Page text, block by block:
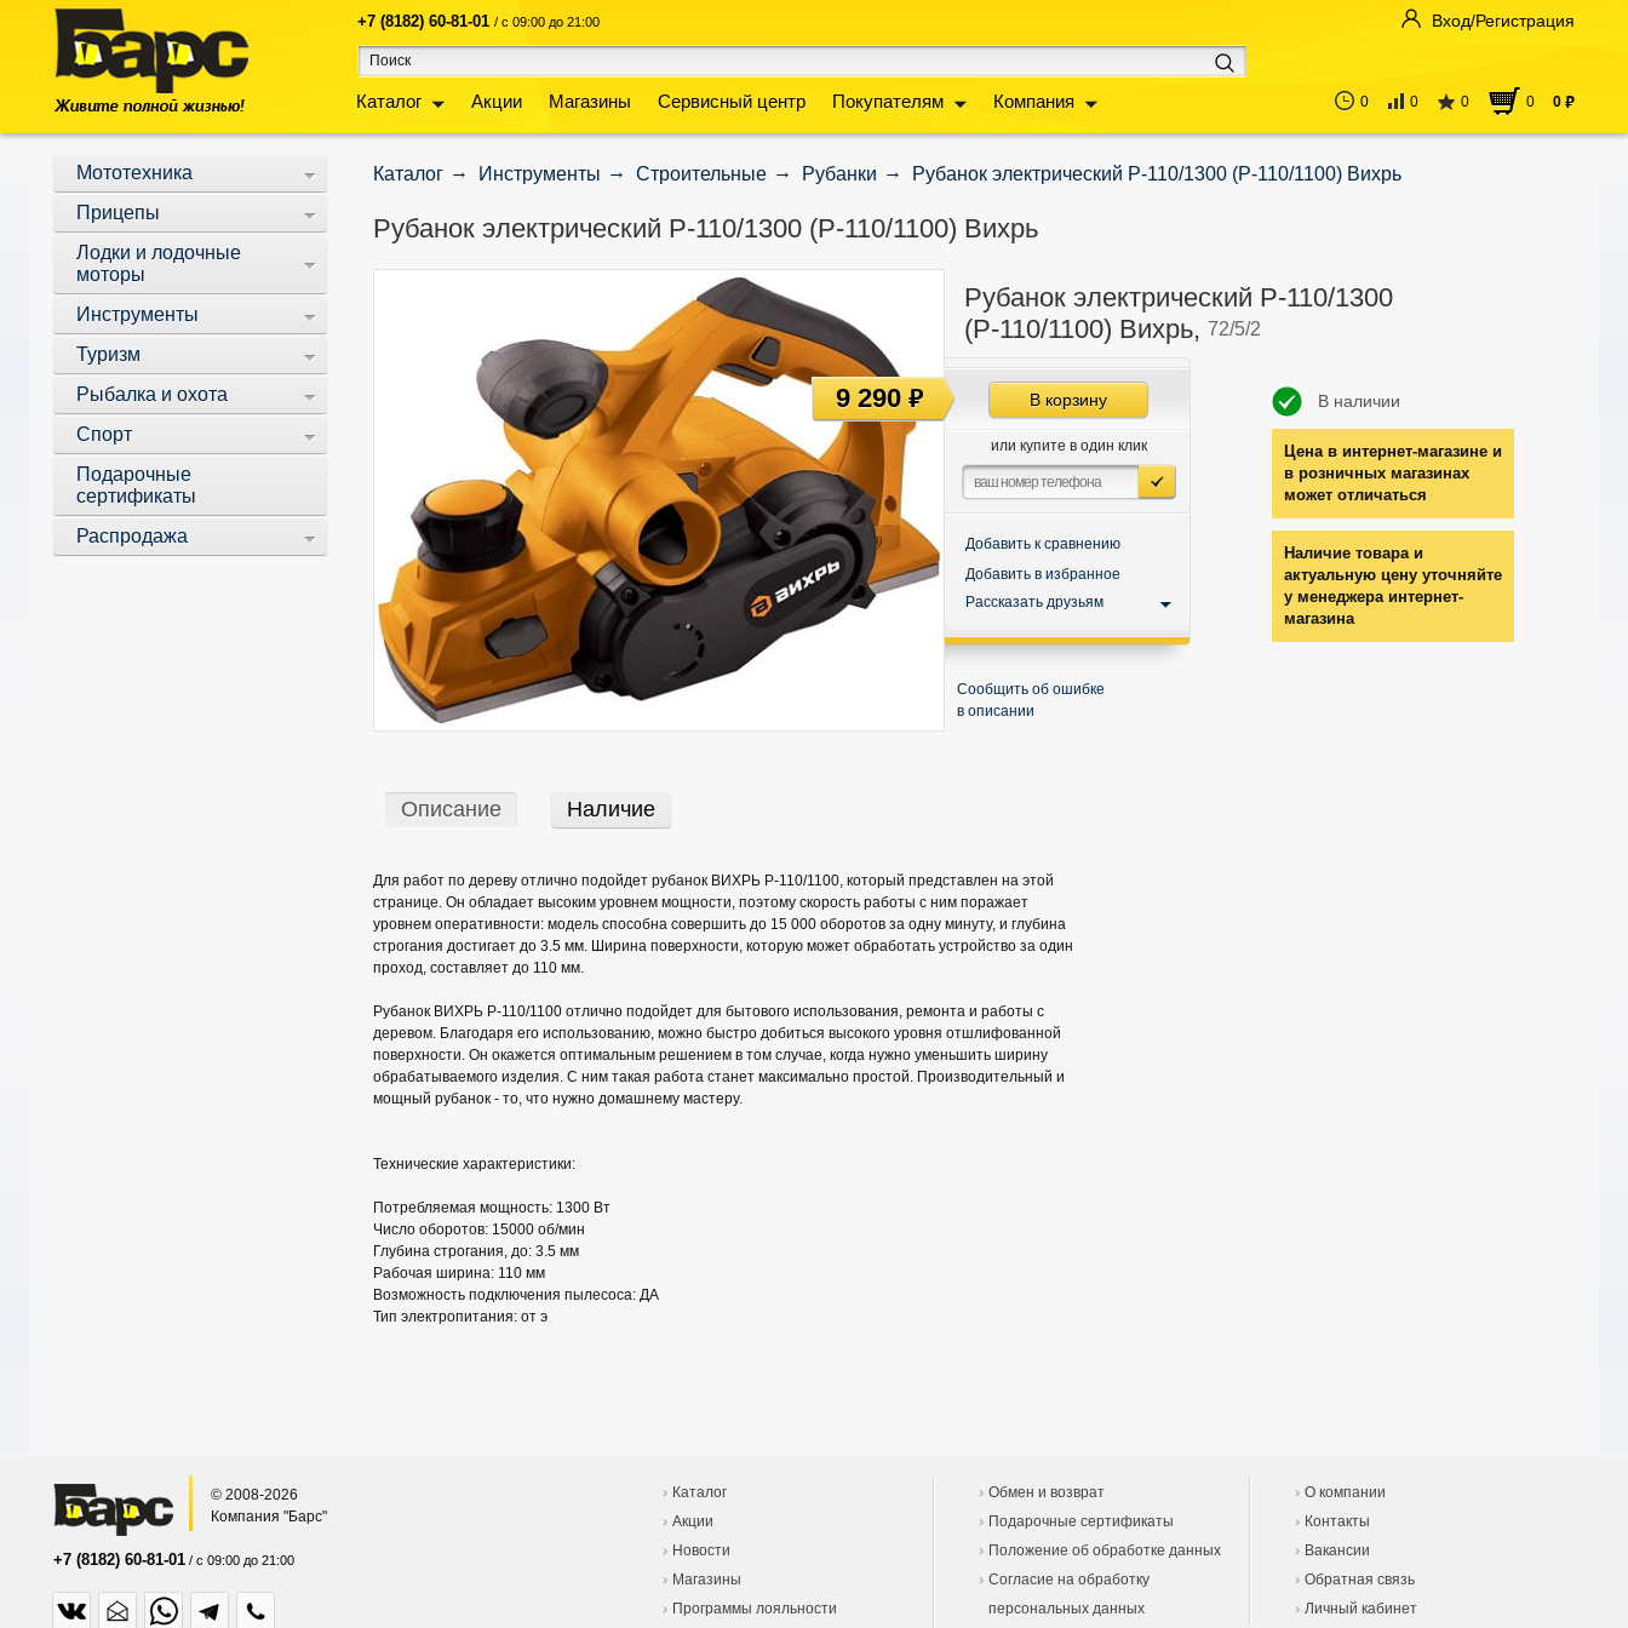
+7 (8182) 60-81-01 / с 09:00 до 21:00
Каталог Акции Магазины Сервисный центр Покупателям Компания
Вход/Регистрация
0 0 0 0 0 руб
Мототехника
Прицепы
Лодки и лодочные
моторы
Инструменты
Туризм
Рыбалка и охота
Спорт
Подарочные
сертификаты
Распродажа
Каталог Инструменты Строительные Рубанки Рубанок электрический Р-110/1300 (Р-110/1100) Вихрь
Рубанок электрический Р-110/1300 (Р-110/1100) Вихрь
Рубанок электрический Р-110/1300
(Р-110/1100) Вихрь, 72/5/2
В наличии
Цена в интернет-магазине и
в розничных магазинах
может отличаться
Наличие товара и
актуальную цену уточняйте
у менеджера интернет-
магазина
В корзину
или купите в один клик
Добавить к сравнению
Добавить в избранное
Рассказать друзьям
Сообщить об ошибке
в описании
9 290руб
Описание Наличие
Для работ по дереву отлично подойдет рубанок ВИХРЬ Р-110/1100, который представлен на этой
странице. Он обладает высоким уровнем мощности, поэтому скорость работы с ним поражает
уровнем оперативности: модель способна совершить до 15 000 оборотов за одну минуту, и глубина
строгания достигает до 3.5 мм. Ширина поверхности, которую может обработать устройство за один
проход, составляет до 110 мм.
Рубанок ВИХРЬ Р-110/1100 отлично подойдет для бытового использования, ремонта и работы с
деревом. Благодаря его использованию, можно быстро добиться высокого уровня отшлифованной
поверхности. Он окажется оптимальным решением в том случае, когда нужно уменьшить ширину
обрабатываемого изделия. С ним такая работа станет максимально простой. Производительный и
мощный рубанок - то, что нужно домашнему мастеру.
Технические характеристики:
Потребляемая мощность: 1300 Вт
Число оборотов: 15000 об/мин
Глубина строгания, до: 3.5 мм
Рабочая ширина: 110 мм
Возможность подключения пылесоса: ДА
Тип электропитания: от э
© 2008-2026
Компания "Барс"
+7 (8182) 60-81-01 / с 09:00 до 21:00
Каталог
Акции
Новости
Магазины
Программы лояльности
Обмен и возврат
Подарочные сертификаты
Положение об обработке данных
Согласие на обработку
персональных данных
О компании
Контакты
Вакансии
Обратная связь
Личный кабинет